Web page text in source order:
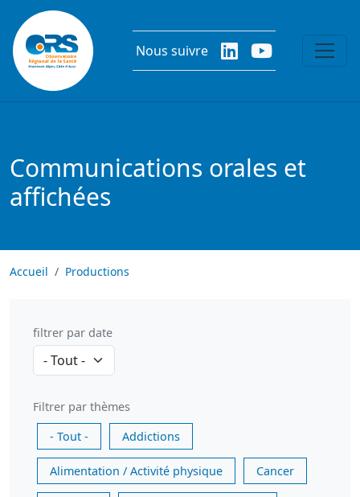
Aller au contenu principal
Nous suivre
Communications orales et
affichées
Accueil Productions
filtrer par date
Filtrer par thèmes
- Tout -
Addictions
Alimentation / Activité physique Cancer